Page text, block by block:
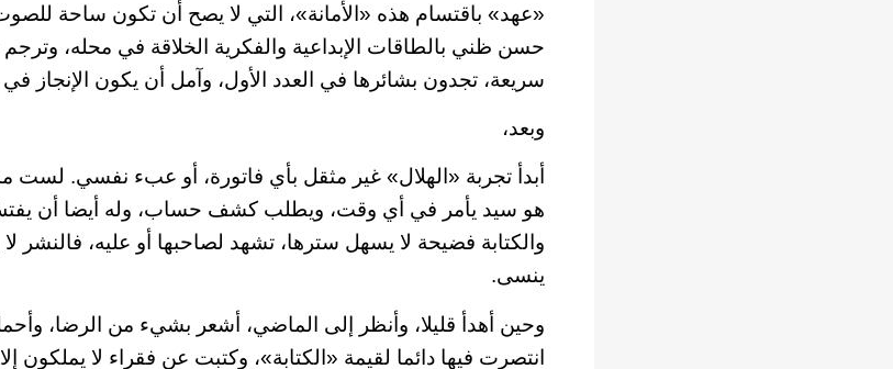
«عهد» باقتسام هذه «الأمانة»، التي لا يصح أن تكون ساحة للصوت
حسن ظني بالطاقات الإبداعية والفكرية الخلاقة في محله،
سريعة، تجدون بشائرها في العدد الأول، وآمل أن يكون الإنجاز
وبعد،
أبدأ تجربة «الهلال» غير مثقل بأي فاتورة، أو عبء نفسي. لست
هو سيد يأمر في أي وقت، ويطلب كشف حساب، وله أيضا أن يفتش
والكتابة فضيحة لا يسهل سترها، تشهد لصاحبها أو عليه، فالنشر لا
ينسى.
وحين أهدأ قليلا، وأنظر إلى الماضي، أشعر بشيء من الرضا،
انتصرت فيها دائما لقيمة «الكتابة»، وكتبت عن فقراء لا يملكون